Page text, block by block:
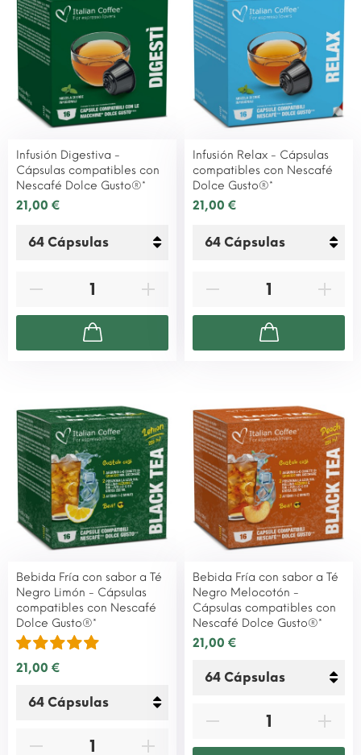
Infusión Digestiva -
Cápsulas compatibles con
Nescafé Dolce Gusto®*
21,00 €
Infusión Relax - Cápsulas
compatibles con Nescafé
Dolce Gusto®*
21,00 €
Bebida Fría con sabor a Té
Negro Limón - Cápsulas
compatibles con Nescafé
Dolce Gusto®*
21,00 €
Bebida Fría con sabor a Té
Negro Melocotón -
Cápsulas compatibles con
Nescafé Dolce Gusto®*
21,00 €